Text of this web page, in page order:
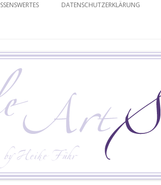
DATENSCHUTZERKLÄRUNG